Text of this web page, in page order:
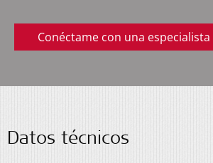
Conéctame con una especialista
Datos técnicos